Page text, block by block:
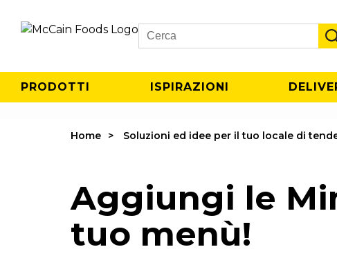
Search
PRODOTTI ISPIRAZIONI
Home Soluzioni ed idee per il tuo locale di
Aggiungi le
tuo menù!